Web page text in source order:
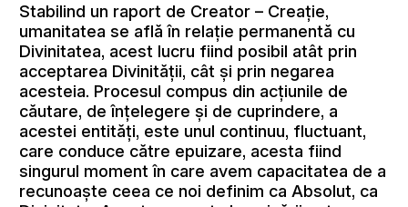
Stabilind un raport de Creator – Creație,
umanitatea se află în relație permanentă cu
Divinitatea, acest lucru fiind posibil atât prin
acceptarea Divinității, cât și prin negarea
acesteia. Procesul compus din acțiunile de
căutare, de înțelegere și de cuprindere, a
acestei entități, este unul continuu, fluctuant,
care conduce către epuizare, acesta fiind
singurul moment în care avem capacitatea de a
recunoaște ceea ce noi definim ca Absolut, ca